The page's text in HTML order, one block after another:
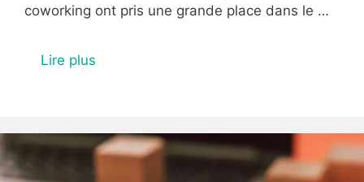
coworking ont pris une grande place dans le …
Lire plus